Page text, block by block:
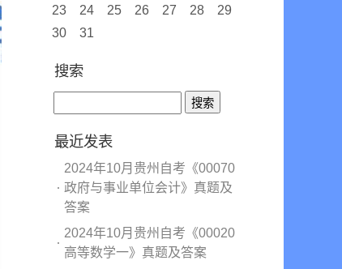
23
24 25 26 27 28
29
30
31
搜索
最近发表
2024年10月贵州自考《00070
政府与事业单位会计》真题及
答案
2024年10月贵州自考《00020
高等数学一》真题及答案